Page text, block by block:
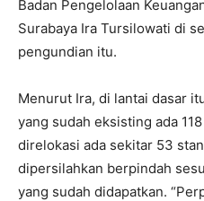
Badan Pengelolaan
Surabaya Ira Tursilowati di
pengundian itu.
Menurut Ira, di lantai dasar
yang sudah eksisting ada
direlokasi ada sekitar 53
dipersilahkan berpindah
yang sudah didapatkan.